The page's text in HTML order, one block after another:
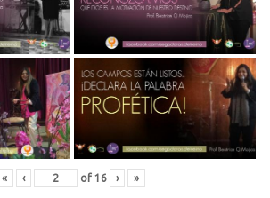
« ‹ of 16 › »